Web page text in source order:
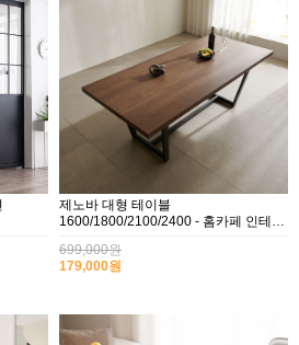
제노바 대형 테이블
1600/1800/2100/2400 - 홈카페 인테리
699,000원
179,000원